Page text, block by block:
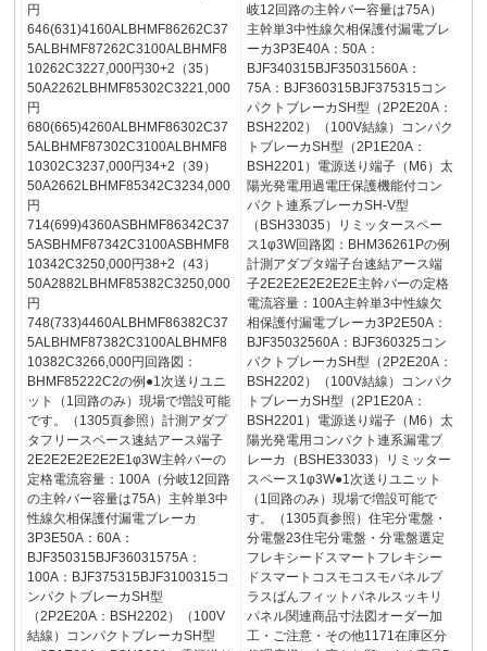
円
646(631)4160ALBHMF86262C37
5ALBHMF87262C3100ALBHMF8
10262C3227,000円30+2（35）
50A2262LBHMF85302C3221,000
円
680(665)4260ALBHMF86302C37
5ALBHMF87302C3100ALBHMF8
10302C3237,000円34+2（39）
50A2662LBHMF85342C3234,000
円
714(699)4360ASBHMF86342C37
5ASBHMF87342C3100ASBHMF8
10342C3250,000円38+2（43）
50A2882LBHMF85382C3250,000
円
748(733)4460ALBHMF86382C37
5ALBHMF87382C3100ALBHMF8
10382C3266,000円回路図：
BHMF85222C2の例●1次送りユニ
ット（1回路のみ）現場で増設可能
です。（1305頁参照）計測アダプ
タフリースペース速結アース端子
2E2E2E2E2E2E1φ3W主幹バーの
定格電流容量：100A（分岐12回路
の主幹バー容量は75A）主幹単3中
性線欠相保護付漏電ブレーカ
3P3E50A：60A：
BJF350315BJF36031575A：
100A：BJF375315BJF3100315コ
ンパクトブレーカSH型
（2P2E20A：BSH2202）（100V
結線）コンパクトブレーカSH型
岐12回路の主幹バー容量は75A）
主幹単3中性線欠相保護付漏電ブレ
ーカ3P3E40A：50A：
BJF340315BJF35031560A：
75A：BJF360315BJF375315コン
パクトブレーカSH型（2P2E20A：
BSH2202）（100V結線）コンパク
トブレーカSH型（2P1E20A：
BSH2201）電源送り端子（M6）太
陽光発電用過電圧保護機能付コン
パクト連系ブレーカSH-V型
（BSH33035）リミッタースペー
ス1φ3W回路図：BHM36261Pの例
計測アダプタ端子台速結アース端
子2E2E2E2E2E2E主幹バーの定格
電流容量：100A主幹単3中性線欠
相保護付漏電ブレーカ3P2E50A：
BJF35032560A：BJF360325コン
パクトブレーカSH型（2P2E20A：
BSH2202）（100V結線）コンパク
トブレーカSH型（2P1E20A：
BSH2201）電源送り端子（M6）太
陽光発電用コンパクト連系漏電ブ
レーカ（BSHE33033）リミッター
スペース1φ3W●1次送りユニット
（1回路のみ）現場で増設可能で
す。（1305頁参照）住宅分電盤・
分電盤23住宅分電盤・分電盤選定
フレキシードスマートフレキシー
ドスマートコスモコスモパネルプ
ラスばんフィットパネルスッキリ
パネル関連商品寸法図オーダー加
工・ご注意・その他1171在庫区分